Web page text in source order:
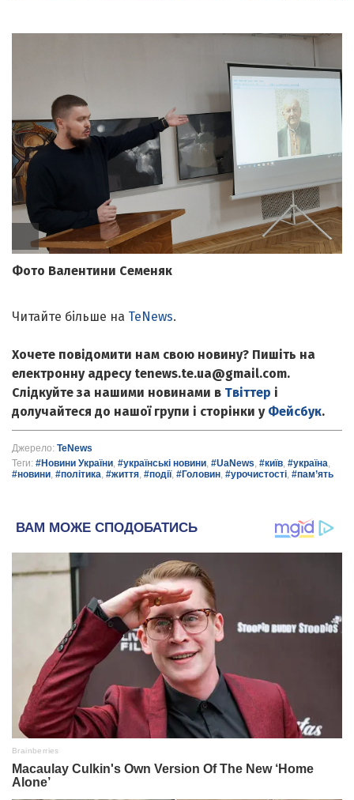
Фото Валентини Семеняк
Читайте більше на TeNews.
Хочете повідомити нам свою новину? Пишіть на
електронну адресу tenews.te.ua@gmail.com.
Слідкуйте за нашими новинами в Твіттер і
долучайтеся до нашої групи і сторінки у Фейсбук.
Джерело: TeNews
Теги: #Новини України, #українські новини, #UaNews, #київ, #україна,
#новини, #політика, #життя, #події, #Головин, #урочистості, #пам’ять